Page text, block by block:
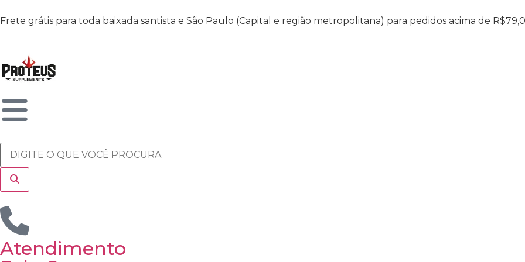
Frete grátis para toda baixada santista e São Paulo (Capital e região metropolitana) para pedidos acima de
Atendimento